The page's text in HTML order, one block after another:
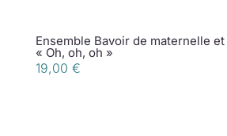
Ensemble Bavoir de maternelle
« Oh, oh, oh »
19,00 €